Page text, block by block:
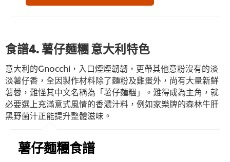
食譜4. 薯仔麵糰 意大利特色
意大利的Gnocchi，入口煙煙韌韌，更帶其他意粉沒有的淡
淡薯仔香，全因製作材料除了麵粉及雞蛋外，尚有大量新鮮
薯蓉，難怪其中文名稱為「薯仔麵糰」。難得成為主角，就
必要選上充滿意式風情的香濃汁料，例如家樂牌的森林牛肝
黑野菌汁正能提升整體滋味。
薯仔麵糰食譜